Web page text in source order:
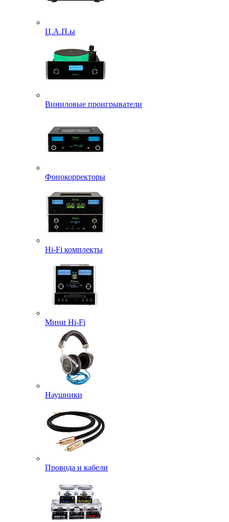
Ц.А.П.ы
Виниловые проигрыватели
Фонокорректоры
Hi-Fi комплекты
Мини Hi-Fi
Наушники
Провода и кабели